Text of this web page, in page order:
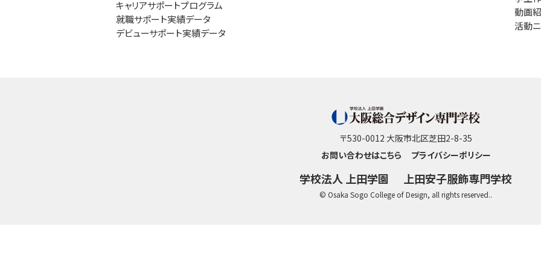
キャリアサポートプログラム
就職サポート実績データ
デビューサポート実績データ
動画
活動
〒530-0012 大阪市北区芝田2-8-35
お問い合わせはこちら
プライバシーポリシー
学校法人 上田学園 上田安子服飾専門学校
© Osaka Sogo College of Design, all rights reserved..